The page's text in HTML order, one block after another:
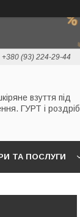
+380 (93) 224-29-44
взуття під
ГУРТ і роздріб
ТА ПОСЛУГИ